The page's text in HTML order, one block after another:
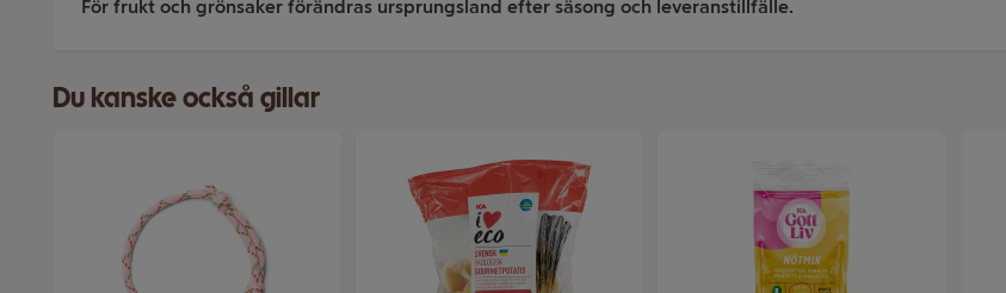
För frukt och grönsaker förändras ursprungsland efter säsong och leveranstillfälle.
Du kanske också gillar